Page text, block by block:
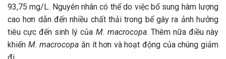
93,75 mg/L. Nguyên nhân có thể do việc bổ sung hàm lượng
cao hơn dẫn đến nhiều chất thải trong bể gây ra ảnh hưởng
tiêu cực đến sinh lý của M. macrocopa. Thêm nữa điều này
khiến M. macrocopa ăn ít hơn và hoạt động của chúng giảm